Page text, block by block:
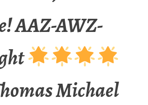
AAZ-AWZ-
Michael